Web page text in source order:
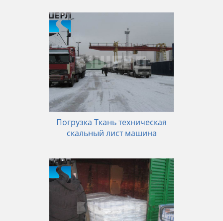
Погрузка Ткань техническая
скальный лист машина